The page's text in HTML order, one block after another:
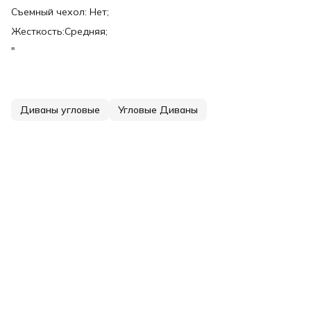
Съемный чехол: Нет;
Жесткость:Средняя;
"
Диваны угловые Угловые Диваны